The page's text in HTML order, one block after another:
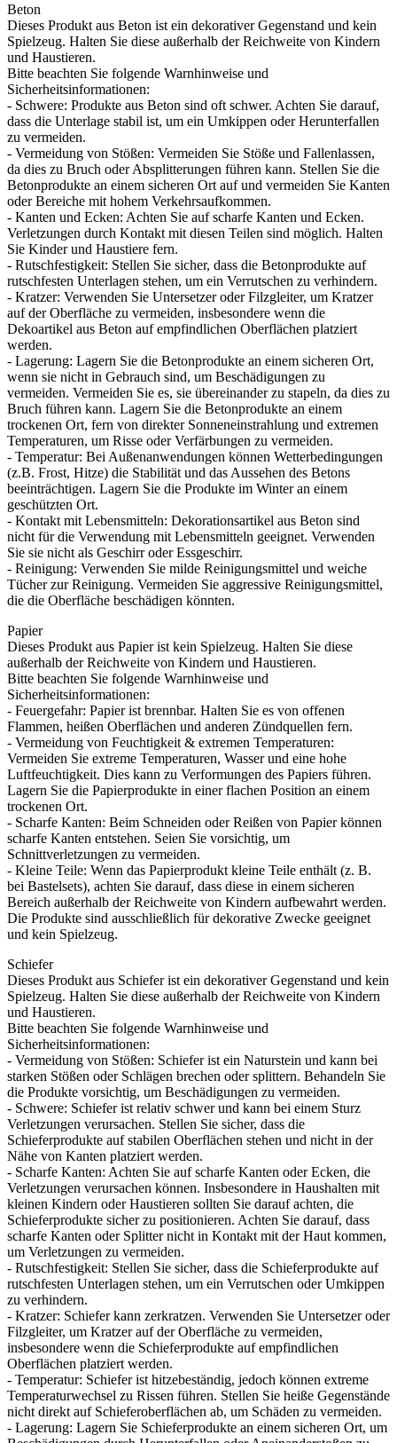
Beton
Dieses Produkt aus Beton ist ein dekorativer Gegenstand und kein
Spielzeug. Halten Sie diese außerhalb der Reichweite von Kindern
und Haustieren.
Bitte beachten Sie folgende Warnhinweise und
Sicherheitsinformationen:
- Schwere: Produkte aus Beton sind oft schwer. Achten Sie darauf,
dass die Unterlage stabil ist, um ein Umkippen oder Herunterfallen
zu vermeiden.
- Vermeidung von Stößen: Vermeiden Sie Stöße und Fallenlassen,
da dies zu Bruch oder Absplitterungen führen kann. Stellen Sie die
Betonprodukte an einem sicheren Ort auf und vermeiden Sie Kanten
oder Bereiche mit hohem Verkehrsaufkommen.
- Kanten und Ecken: Achten Sie auf scharfe Kanten und Ecken.
Verletzungen durch Kontakt mit diesen Teilen sind möglich. Halten
Sie Kinder und Haustiere fern.
- Rutschfestigkeit: Stellen Sie sicher, dass die Betonprodukte auf
rutschfesten Unterlagen stehen, um ein Verrutschen zu verhindern.
- Kratzer: Verwenden Sie Untersetzer oder Filzgleiter, um Kratzer
auf der Oberfläche zu vermeiden, insbesondere wenn die
Dekoartikel aus Beton auf empfindlichen Oberflächen platziert
werden.
- Lagerung: Lagern Sie die Betonprodukte an einem sicheren Ort,
wenn sie nicht in Gebrauch sind, um Beschädigungen zu
vermeiden. Vermeiden Sie es, sie übereinander zu stapeln, da dies zu
Bruch führen kann. Lagern Sie die Betonprodukte an einem
trockenen Ort, fern von direkter Sonneneinstrahlung und extremen
Temperaturen, um Risse oder Verfärbungen zu vermeiden.
- Temperatur: Bei Außenanwendungen können Wetterbedingungen
(z.B. Frost, Hitze) die Stabilität und das Aussehen des Betons
beeinträchtigen. Lagern Sie die Produkte im Winter an einem
geschützten Ort.
- Kontakt mit Lebensmitteln: Dekorationsartikel aus Beton sind
nicht für die Verwendung mit Lebensmitteln geeignet. Verwenden
Sie sie nicht als Geschirr oder Essgeschirr.
- Reinigung: Verwenden Sie milde Reinigungsmittel und weiche
Tücher zur Reinigung. Vermeiden Sie aggressive Reinigungsmittel,
die die Oberfläche beschädigen könnten.
Papier
Dieses Produkt aus Papier ist kein Spielzeug. Halten Sie diese
außerhalb der Reichweite von Kindern und Haustieren.
Bitte beachten Sie folgende Warnhinweise und
Sicherheitsinformationen:
- Feuergefahr: Papier ist brennbar. Halten Sie es von offenen
Flammen, heißen Oberflächen und anderen Zündquellen fern.
- Vermeidung von Feuchtigkeit & extremen Temperaturen:
Vermeiden Sie extreme Temperaturen, Wasser und eine hohe
Luftfeuchtigkeit. Dies kann zu Verformungen des Papiers führen.
Lagern Sie die Papierprodukte in einer flachen Position an einem
trockenen Ort.
- Scharfe Kanten: Beim Schneiden oder Reißen von Papier können
scharfe Kanten entstehen. Seien Sie vorsichtig, um
Schnittverletzungen zu vermeiden.
- Kleine Teile: Wenn das Papierprodukt kleine Teile enthält (z. B.
bei Bastelsets), achten Sie darauf, dass diese in einem sicheren
Bereich außerhalb der Reichweite von Kindern aufbewahrt werden.
Die Produkte sind ausschließlich für dekorative Zwecke geeignet
und kein Spielzeug.
Schiefer
Dieses Produkt aus Schiefer ist ein dekorativer Gegenstand und kein
Spielzeug. Halten Sie diese außerhalb der Reichweite von Kindern
und Haustieren.
Bitte beachten Sie folgende Warnhinweise und
Sicherheitsinformationen:
- Vermeidung von Stößen: Schiefer ist ein Naturstein und kann bei
starken Stößen oder Schlägen brechen oder splittern. Behandeln Sie
die Produkte vorsichtig, um Beschädigungen zu vermeiden.
- Schwere: Schiefer ist relativ schwer und kann bei einem Sturz
Verletzungen verursachen. Stellen Sie sicher, dass die
Schieferprodukte auf stabilen Oberflächen stehen und nicht in der
Nähe von Kanten platziert werden.
- Scharfe Kanten: Achten Sie auf scharfe Kanten oder Ecken, die
Verletzungen verursachen können. Insbesondere in Haushalten mit
kleinen Kindern oder Haustieren sollten Sie darauf achten, die
Schieferprodukte sicher zu positionieren. Achten Sie darauf, dass
scharfe Kanten oder Splitter nicht in Kontakt mit der Haut kommen,
um Verletzungen zu vermeiden.
- Rutschfestigkeit: Stellen Sie sicher, dass die Schieferprodukte auf
rutschfesten Unterlagen stehen, um ein Verrutschen oder Umkippen
zu verhindern.
- Kratzer: Schiefer kann zerkratzen. Verwenden Sie Untersetzer oder
Filzgleiter, um Kratzer auf der Oberfläche zu vermeiden,
insbesondere wenn die Schieferprodukte auf empfindlichen
Oberflächen platziert werden.
- Temperatur: Schiefer ist hitzebeständig, jedoch können extreme
Temperaturwechsel zu Rissen führen. Stellen Sie heiße Gegenstände
nicht direkt auf Schieferoberflächen ab, um Schäden zu vermeiden.
- Lagerung: Lagern Sie Schieferprodukte an einem sicheren Ort, um